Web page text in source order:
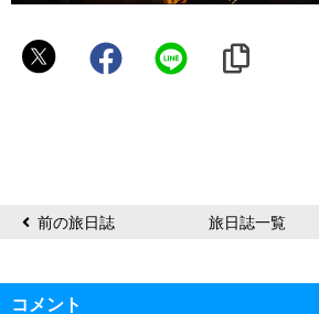
kazya
前の旅日誌 旅日誌一覧
コメント